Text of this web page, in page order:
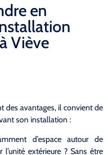
en
Viève
des avantages, il convient de
son installation :
d’espace autour de
extérieure ? Sans être